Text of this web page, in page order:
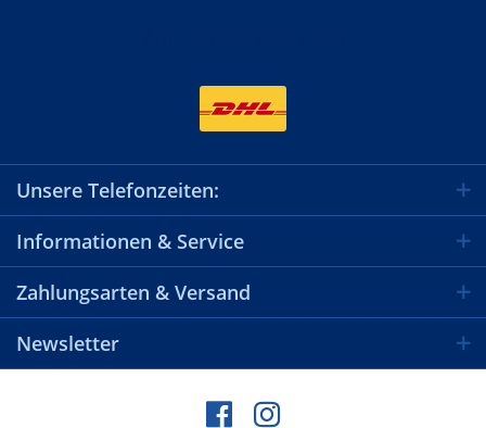
Unsere Telefonzeiten:
Informationen & Service
Zahlungsarten & Versand
Newsletter